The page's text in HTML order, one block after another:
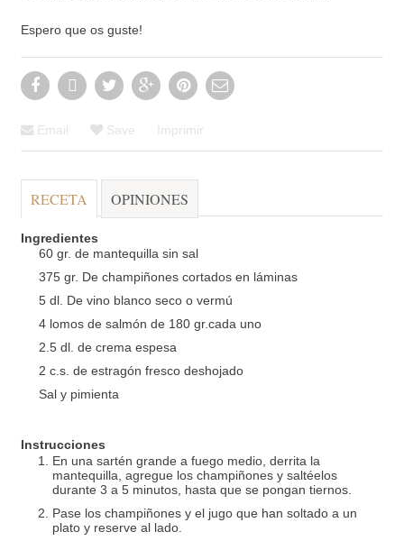
Espero que os guste!
Email Save Imprimir
RECETA OPINIONES
Ingredientes
60 gr. de mantequilla sin sal
375 gr. De champiñones cortados en láminas
5 dl. De vino blanco seco o vermú
4 lomos de salmón de 180 gr.cada uno
2.5 dl. de crema espesa
2 c.s. de estragón fresco deshojado
Sal y pimienta
Instrucciones
En una sartén grande a fuego medio, derrita la
mantequilla, agregue los champiñones y saltéelos
durante 3 a 5 minutos, hasta que se pongan tiernos.
Pase los champiñones y el jugo que han soltado a un
plato y reserve al lado.